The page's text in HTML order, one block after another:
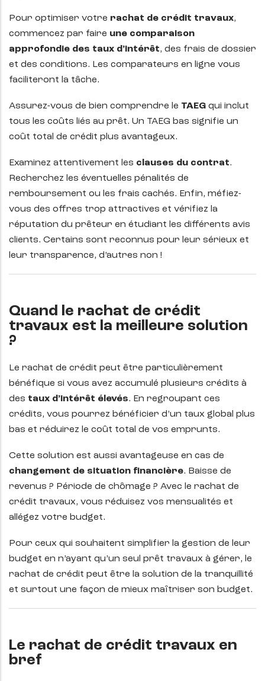
Pour optimiser votre rachat de crédit travaux,
commencez par faire une comparaison
approfondie des taux d’intérêt, des frais de dossier
et des conditions. Les comparateurs en ligne vous
faciliteront la tâche.
Assurez-vous de bien comprendre le TAEG qui inclut
tous les coûts liés au prêt. Un TAEG bas signifie un
coût total de crédit plus avantageux.
Examinez attentivement les clauses du contrat.
Recherchez les éventuelles pénalités de
remboursement ou les frais cachés. Enfin, méfiez-
vous des offres trop attractives et vérifiez la
réputation du prêteur en étudiant les différents avis
clients. Certains sont reconnus pour leur sérieux et
leur transparence, d’autres non !
Quand le rachat de crédit
travaux est la meilleure solution
?
Le rachat de crédit peut être particulièrement
bénéfique si vous avez accumulé plusieurs crédits à
des taux d’intérêt élevés. En regroupant ces
crédits, vous pourrez bénéficier d’un taux global plus
bas et réduirez le coût total de vos emprunts.
Cette solution est aussi avantageuse en cas de
changement de situation financière. Baisse de
revenus ? Période de chômage ? Avec le rachat de
crédit travaux, vous réduisez vos mensualités et
allégez votre budget.
Pour ceux qui souhaitent simplifier la gestion de leur
budget en n’ayant qu’un seul prêt travaux à gérer, le
rachat de crédit peut être la solution de la tranquillité
et surtout une façon de mieux maîtriser son budget.
Le rachat de crédit travaux en
bref